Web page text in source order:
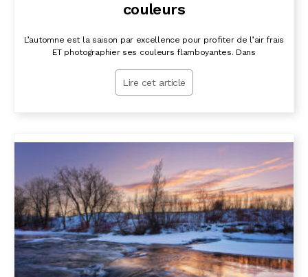
couleurs
L’automne est la saison par excellence pour profiter de l’air frais
ET photographier ses couleurs flamboyantes. Dans
Lire cet article